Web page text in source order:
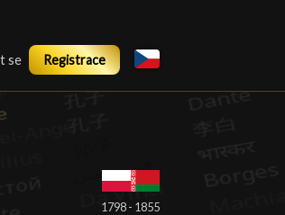
se Registrace
1798 - 1855